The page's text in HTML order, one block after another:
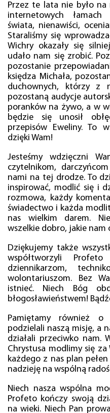
Przez te lata nie było
internetowych
świata, nienawiści,
Staraliśmy się
Wichry okazały się
udało nam się zrobić.
pozostanie
księdza Michała,
duchownych, którzy z
pozostaną audycje
poranków na żywo, a w
będzie się unosił
przepisów Eweliny. To
dzięki Wam!
Jesteśmy wdzięczni
czytelnikom,
nami na tej drodze. To
inspirować, modlić się i
rozmowa, każdy
świadectwo i każda
nas wielkim darem.
wszelkie dobro, jakie nam
Dziękujemy także
współtworzyli
dziennikarzom,
wolontariuszom. Bez
istnieć. Niech Bóg
błogosławieństwem!
Pamiętamy również
podzielali naszą misję, a
działali przeciwko nam.
Chrystusa modlimy się za
każdego z nas plan
nadzieję na wspólną
Niech nasza wspólna
Profeto kończy swoją
na wieki. Niech Pan